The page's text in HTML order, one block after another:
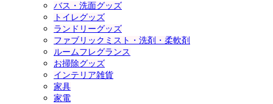
バス・洗面グッズ
トイレグッズ
ランドリーグッズ
ファブリックミスト・洗剤・柔軟剤
ルームフレグランス
お掃除グッズ
インテリア雑貨
家具
家電